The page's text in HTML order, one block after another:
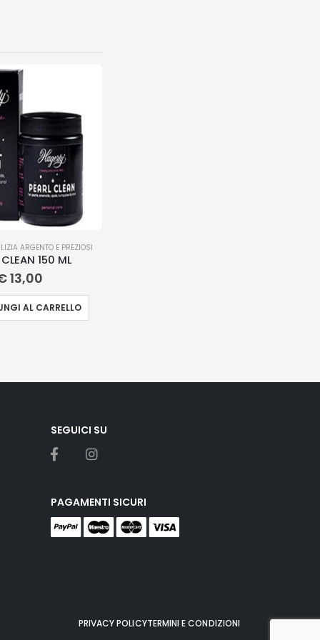
ARGENTO E PREZIOSI
CLEAN 150 ML
13,00
AL CARRELLO
SEGUICI SU
PAGAMENTI SICURI
PRIVACY POLICYTERMINI E CONDIZIONI